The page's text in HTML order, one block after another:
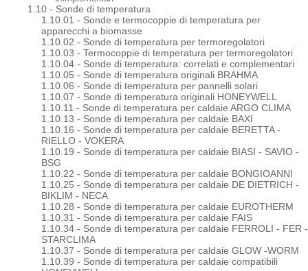
1.10 - Sonde di temperatura
1.10.01 - Sonde e termocoppie di temperatura per
apparecchi a biomasse
1.10.02 - Sonde di temperatura per termoregolatori
1.10.03 - Termocoppie di temperatura per termoregolatori
1.10.04 - Sonde di temperatura: correlati e complementari
1.10.05 - Sonde di temperatura originali BRAHMA
1.10.06 - Sonde di temperatura per pannelli solari
1.10.07 - Sonde di temperatura originali HONEYWELL
1.10.11 - Sonde di temperatura per caldaie ARGO CLIMA
1.10.13 - Sonde di temperatura per caldaie BAXI
1.10.16 - Sonde di temperatura per caldaie BERETTA -
RIELLO - VOKERA
1.10.19 - Sonde di temperatura per caldaie BIASI - SAVIO -
BSG
1.10.22 - Sonde di temperatura per caldaie BONGIOANNI
1.10.25 - Sonde di temperatura per caldaie DE DIETRICH -
BIKLIM - NECA
1.10.28 - Sonde di temperatura per caldaie EUROTHERM
1.10.31 - Sonde di temperatura per caldaie FAIS
1.10.34 - Sonde di temperatura per caldaie FERROLI - FER -
STARCLIMA
1.10.37 - Sonde di temperatura per caldaie GLOW -WORM
1.10.39 - Sonde di temperatura per caldaie compatibili